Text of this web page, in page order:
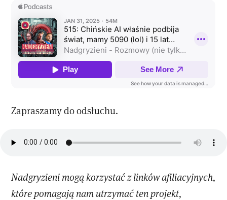
Zapraszamy do odsłuchu.
Nadgryzieni mogą korzystać z linków afiliacyjnych,
które pomagają nam utrzymać ten projekt,